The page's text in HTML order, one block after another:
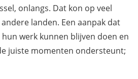
onlangs. Dat kon op veel
landen. Een aanpak dat
werk kunnen blijven doen en
juiste momenten ondersteunt;